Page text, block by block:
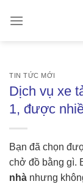
TIN TỨC MỚI
Dịch vụ xe
1, được
Bạn đã chọn
chở đồ bằng gì.
nhà nhưng